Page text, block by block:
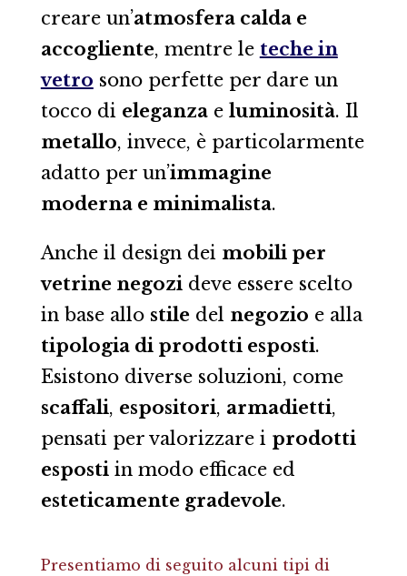
creare un’atmosfera calda e
accogliente, mentre le teche in
vetro sono perfette per dare un
tocco di eleganzae luminosità. Il
metallo, invece, è particolarmente
adatto per un’immagine
moderna e minimalista.
Anche il design dei mobili per
vetrine negozideve essere scelto
in base allo stiledel negozio e alla
tipologia di prodotti esposti.
Esistono diverse soluzioni, come
scaffali, espositori, armadietti,
pensati per valorizzare i prodotti
espostiin modo efficace ed
esteticamente gradevole.
Presentiamo di seguito alcuni tipi di